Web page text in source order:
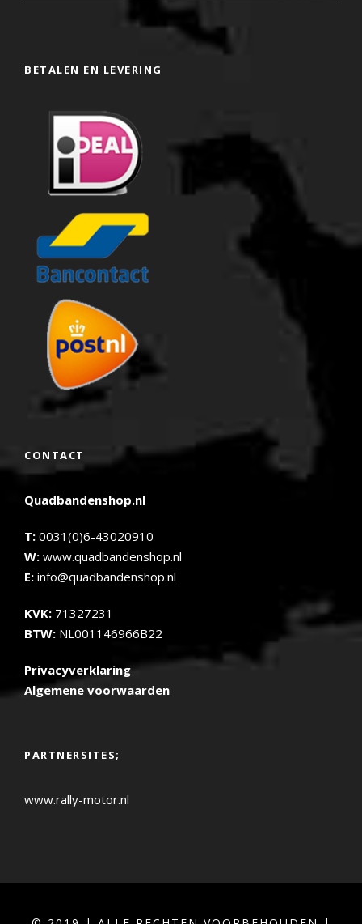
BETALEN EN LEVERING
CONTACT
Quadbandenshop.nl
T: 0031(0)6-43020910
W: www.quadbandenshop.nl
E: info@quadbandenshop.nl
KVK: 71327231
BTW: NL001146966B22
Privacyverklaring
Algemene voorwaarden
PARTNERSITES;
www.rally-motor.nl